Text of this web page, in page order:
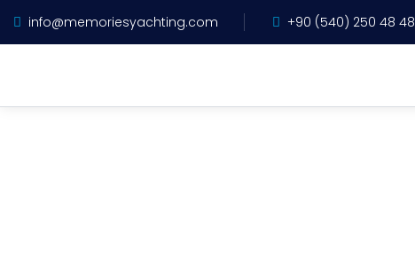
info@memoriesyachting.com +90 (540) 250 48 48